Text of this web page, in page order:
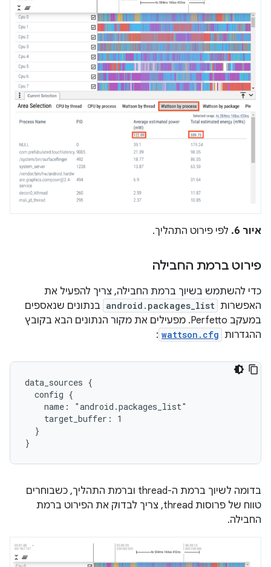
איור 6. לפי פירוט התהליך.
פירוט ברמת החבילה
כדי להשתמש בשיוך ברמת החבילה, צריך להפעיל את
האפשרות android.packages_list בנתונים שנאספים
במעקב Perfetto. מפעילים את מקור הנתונים הבא בקובץ
ההגדרות wattson.cfg
:
data_sources {
  config {
    name: "android.packages_list"
    target_buffer: 1
  }
בדומה לשיוך ברמת ה-thread וברמת התהליך, כשבוחרים
טווח של פרוסות thread, צריך לבדוק את הפירוט ברמת
החבילה.